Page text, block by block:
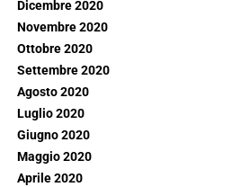
Dicembre 2020
Novembre 2020
Ottobre 2020
Settembre 2020
Agosto 2020
Luglio 2020
Giugno 2020
Maggio 2020
Aprile 2020